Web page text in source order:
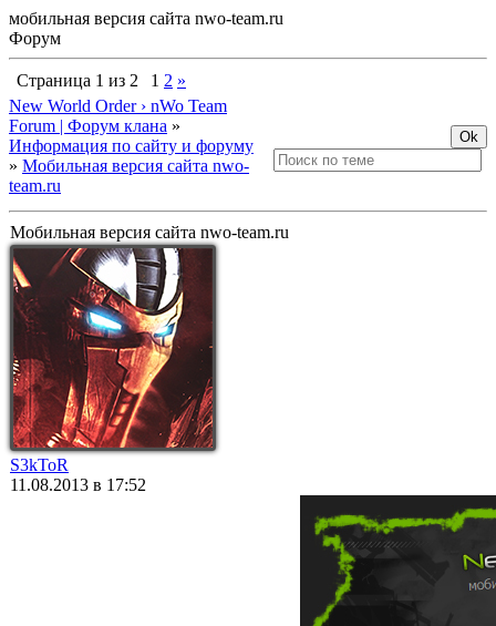
мобильная версия сайта nwo-team.ru
Форум
Страница 1 из 2 1 2 »
New World Order › nWo Team
Forum | Форум клана »
Информация по сайту и форуму
» Мобильная версия сайта nwo-
team.ru
Мобильная версия сайта nwo-team.ru
S3kToR
11.08.2013 в 17:52